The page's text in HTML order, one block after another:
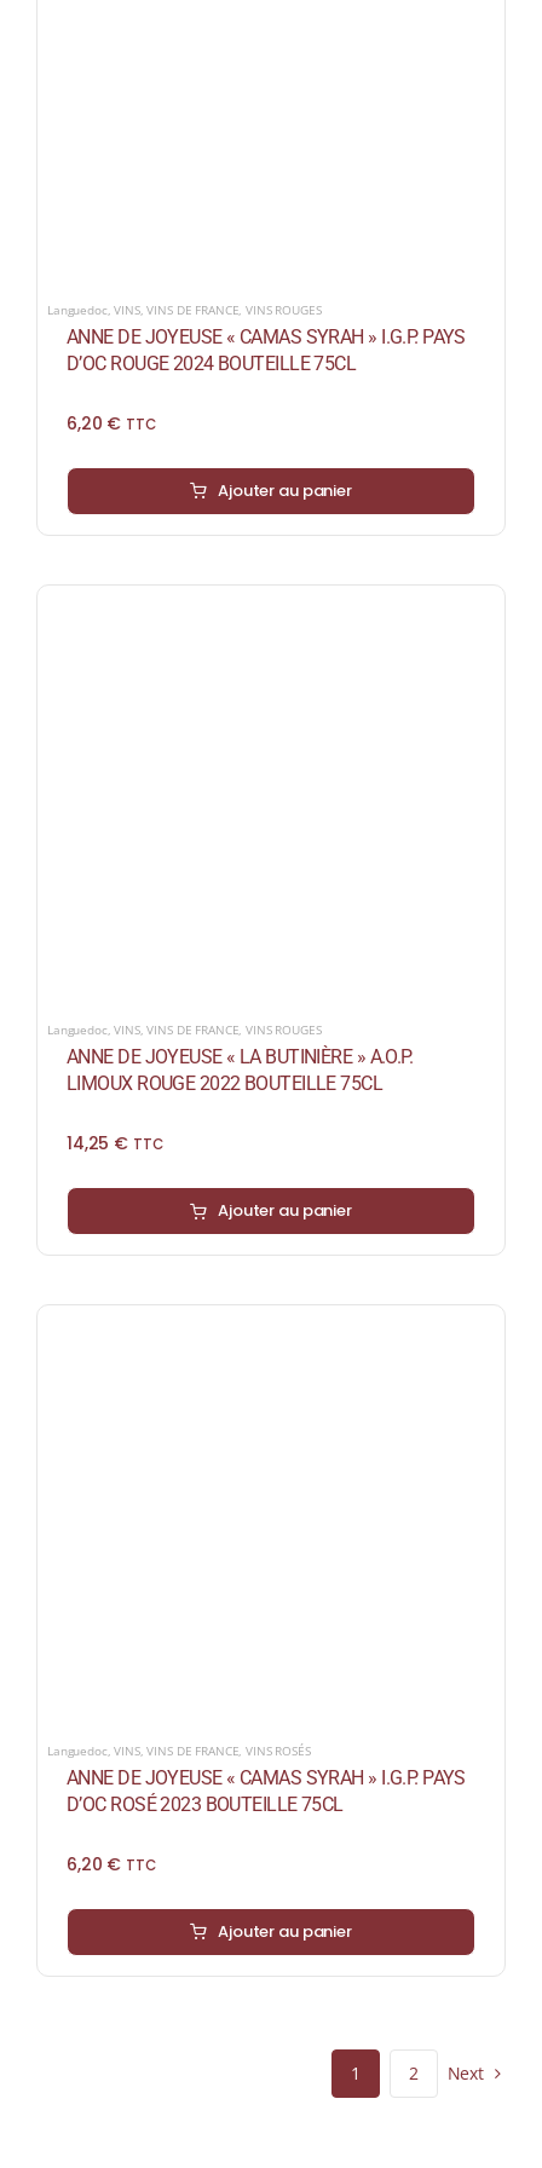
Languedoc ,VINS,VINS DE FRANCE ,VINS ROUGES
ANNE DE JOYEUSE « CAMAS SYRAH » I.G.P. PAYS
D’OC ROUGE 2024 BOUTEILLE 75CL
6,20 € TTC
Ajouter au panier
Languedoc,VINS,VINS DE FRANCE,VINS ROUGES
ANNE DE JOYEUSE « LA BUTINIÈRE » A.O.P.
LIMOUX ROUGE 2022 BOUTEILLE 75CL
14,25 € TTC
Ajouter au panier
Languedoc ,VINS,VINS DE FRANCE ,VINS ROSÉS
ANNE DE JOYEUSE « CAMAS SYRAH » I.G.P. PAYS
D’OC ROSÉ 2023 BOUTEILLE 75CL
6,20 € TTC
Ajouter au panier
1 2 Next